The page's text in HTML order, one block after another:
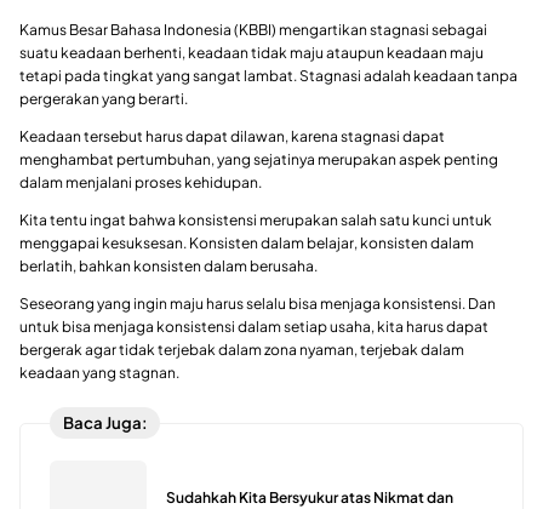
Kamus Besar Bahasa Indonesia (KBBI) mengartikan stagnasi sebagai
suatu keadaan berhenti, keadaan tidak maju ataupun keadaan maju
tetapi pada tingkat yang sangat lambat. Stagnasi adalah keadaan tanpa
pergerakan yang berarti.
Keadaan tersebut harus dapat dilawan, karena stagnasi dapat
menghambat pertumbuhan, yang sejatinya merupakan aspek penting
dalam menjalani proses kehidupan.
Kita tentu ingat bahwa konsistensi merupakan salah satu kunci untuk
menggapai kesuksesan. Konsisten dalam belajar, konsisten dalam
berlatih, bahkan konsisten dalam berusaha.
Seseorang yang ingin maju harus selalu bisa menjaga konsistensi. Dan
untuk bisa menjaga konsistensi dalam setiap usaha, kita harus dapat
bergerak agar tidak terjebak dalam zona nyaman, terjebak dalam
keadaan yang stagnan.
Baca Juga:
Sudahkah Kita Bersyukur atas Nikmat dan